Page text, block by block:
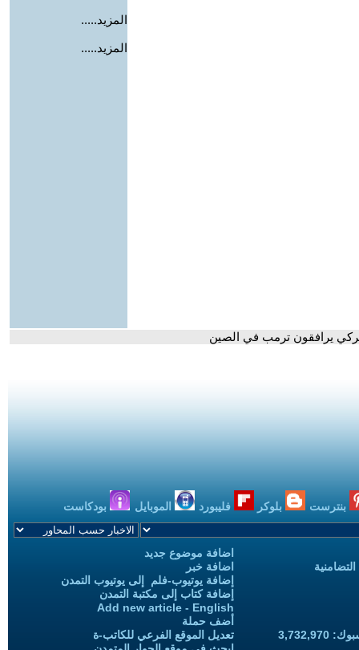
المزيد.....
المزيد.....
بنترست بلوكر فليبورد الموبايل بودكاست
اضافة موضوع جديد
اضافة خبر
إضافة يوتيوب-فلم إلى يوتيوب التمدن
إضافة كتاب إلى مكتبة التمدن
Add new article - English
أضف حملة
تعديل الموقع الفرعي للكاتب-ة